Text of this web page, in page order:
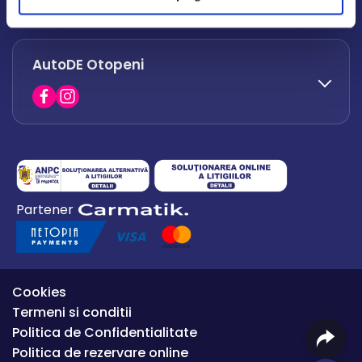
office.afumati@autode.ro
0730 063 852
0730 063 851
AutoDE Otopeni
0754 649 360
office.premium@autode.ro
Partener
Cookies
Termeni si conditii
Politica de Confidentialitate
Politica de rezervare online